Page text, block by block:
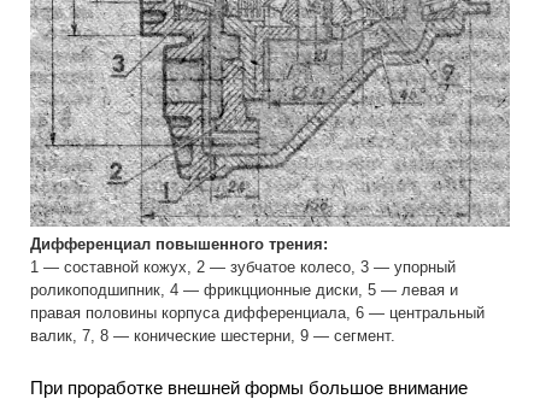
Дифференциал повышенного трения:
1 — составной кожух, 2 — зубчатое колесо, 3 — упорный
роликоподшипник, 4 — фрикцционные диски, 5 — левая и
правая половины корпуса дифференциала, 6 — центральный
валик, 7, 8 — конические шестерни, 9 — сегмент.
При проработке внешней формы большое внимание